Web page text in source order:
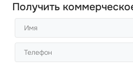
Получить